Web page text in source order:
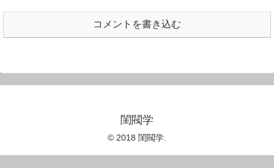
コメントを書き込む
閨閥学
© 2018 閨閥学.